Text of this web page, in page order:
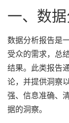
一、数
数据分析报告是
受众的需求，总
结果。此类报告
论，并提供洞察
强、信息准确、
据的洞察。